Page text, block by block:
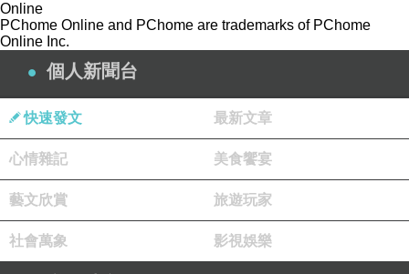
2025/07/02
Online
PChome Online and PChome are trademarks of PChome
Online Inc.
個人新聞台
快速發文 最新文章
心情雜記 美食饗宴
藝文欣賞 旅遊玩家
社會萬象 影視娛樂